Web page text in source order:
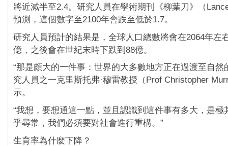
將近減半至2.4。研究人員在學術期刊《柳葉刀》（
預測，這個數字至2100年會跌至低於1.7。
研究人員預計的結果是，全球人口總數將會在2064年左
億，之後會在世紀末時下跌到88億。
“那是頗大的一件事：世界的大多數地方正在過渡至自然
究人員之一克里斯托弗·穆雷教授（Prof Christopher
示。
“我想，要想通這一點，並且認識到這件事有多大，是極
乎尋常，我們必須要對社會進行重構。”
生育率為什麼下降？